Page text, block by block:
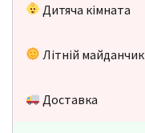
Дитяча кімната
Літній майданчик
Доставка